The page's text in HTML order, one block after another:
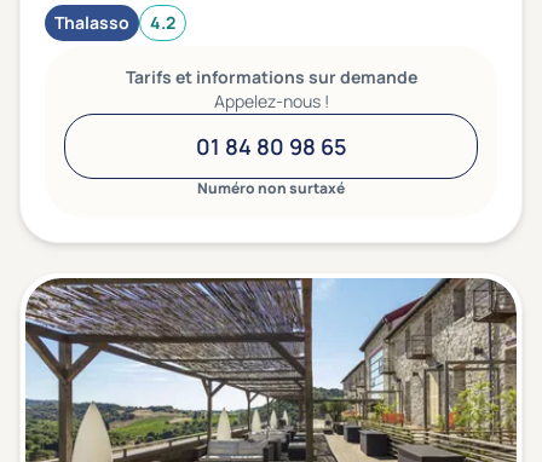
Thalasso 4.2
Tarifs et informations sur demande
Appelez-nous !
01 84 80 98 65
Numéro non surtaxé